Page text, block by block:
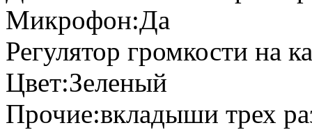
Микрофон:Да
Регулятор громкости на
Цвет:Зеленый
Прочие:вкладыши трех